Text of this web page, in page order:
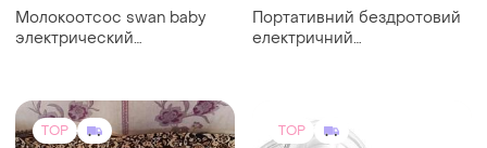
Молокоотсос swan baby
электрический
Портативний бездротовий
електричний
TOP TOP